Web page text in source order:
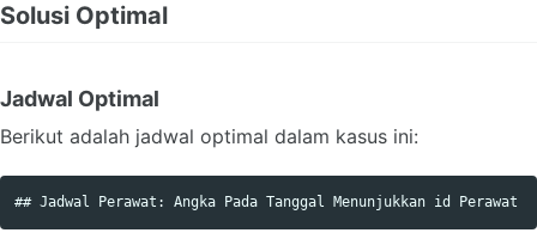
Solusi Optimal
Jadwal Optimal
Berikut adalah jadwal optimal dalam kasus ini: